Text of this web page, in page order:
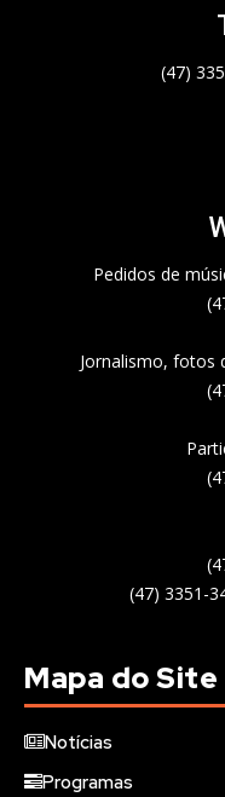
(47)
Pedidos de
Jornalismo, fotos
(47) 3351-
Mapa do Site
Notícias
Programas